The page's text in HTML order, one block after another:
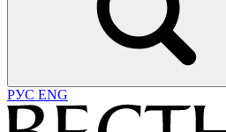
РУС ENG